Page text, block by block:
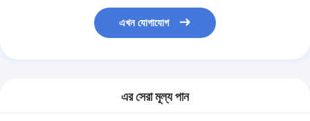
এখন যোগাযোগ
এর সেরা মূল্য পান